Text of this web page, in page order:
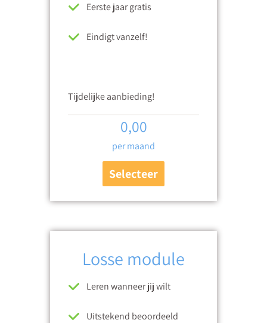
Eerste jaar gratis
Eindigt vanzelf!
Tijdelijke aanbieding!
0,00
per maand
Selecteer
Losse module
Leren wanneer jij wilt
Uitstekend beoordeeld